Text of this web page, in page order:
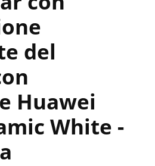
del
Huawei
White -